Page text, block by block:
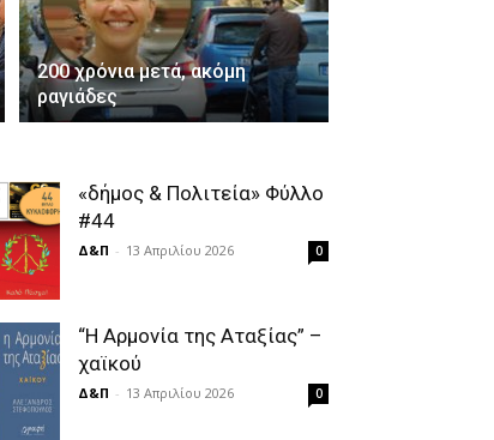
200 χρόνια μετά, ακόμη
ραγιάδες
«δήμος & Πολιτεία» Φύλλο
#44
Δ&Π - 13 Απριλίου 2026 0
“Η Αρμονία της Αταξίας” –
χαϊκού
Δ&Π - 13 Απριλίου 2026 0